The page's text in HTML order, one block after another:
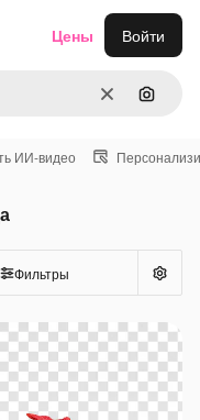
ОчиститьПоиск
Цены Войти
ИИ-видео
Фильтры